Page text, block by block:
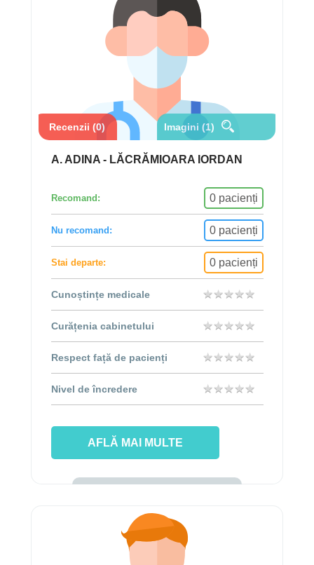
Recenzii (0) Imagini (1)
A. ADINA - LĂCRĂMIOARA IORDAN
Recomand: 0 pacienți
Nu recomand: 0 pacienți
Stai departe: 0 pacienți
Cunoștințe medicale ★★★★★
★★★★★
Curățenia cabinetului ★★★★★
★★★★★
Respect față de pacienți ★★★★★
★★★★★
Nivel de încredere ★★★★★
★★★★★
AFLĂ MAI MULTE